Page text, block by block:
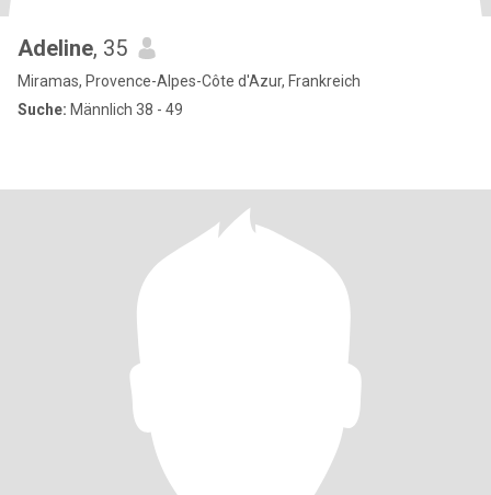
Adeline, 35
Miramas, Provence-Alpes-Côte d'Azur, Frankreich
Suche: Männlich 38 - 49